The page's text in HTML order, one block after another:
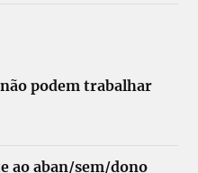
podem trabalhar
ao aban/sem/dono